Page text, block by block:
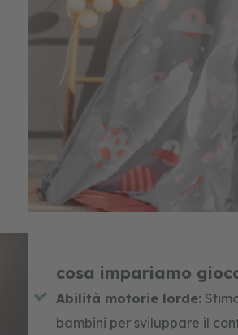
cosa impariamo
Abilità motorie lorde:
bambini per sviluppare il